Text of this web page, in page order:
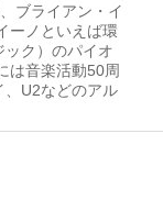
ブライアン・イ
ーノといえば環
ク）のパイオ
は音楽活動50周
、U2などのアル